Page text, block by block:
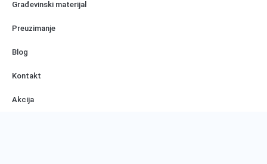
Građevinski materijal
Preuzimanje
Blog
Kontakt
Akcija